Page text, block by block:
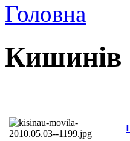
Головна
Кишинів